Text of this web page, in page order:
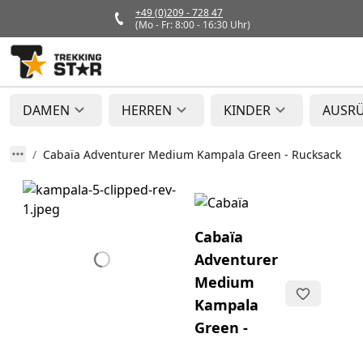
+49 (0)209 - 728 47
(Mo - Fr: 8:00 - 16:30 Uhr)
DAMEN HERREN KINDER
Cabaïa Adventurer Medium Kampala Green - Rucksack
Cabaïa
Adventurer
Medium
Kampala
Green -